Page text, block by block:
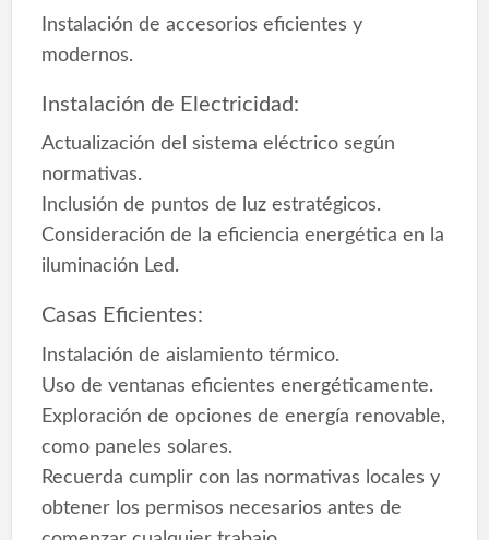
Instalación de accesorios eficientes y
modernos.
Instalación de Electricidad:
Actualización del sistema eléctrico según
normativas.
Inclusión de puntos de luz estratégicos.
Consideración de la eficiencia energética en la
iluminación Led.
Casas Eficientes:
Instalación de aislamiento térmico.
Uso de ventanas eficientes energéticamente.
Exploración de opciones de energía renovable,
como paneles solares.
Recuerda cumplir con las normativas locales y
obtener los permisos necesarios antes de